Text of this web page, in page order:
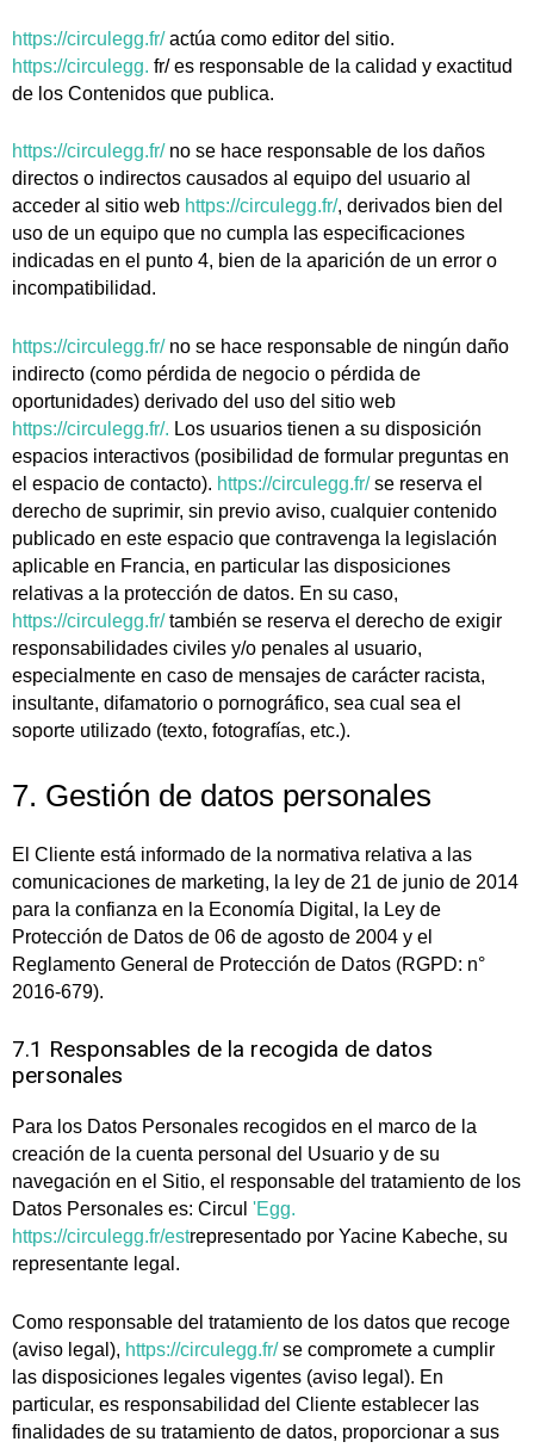
https://circulegg.fr/actúa como editor del sitio.
https://circulegg. fr/ es responsable de la calidad y exactitud
de los Contenidos que publica.
https://circulegg.fr/no se hace responsable de los daños
directos o indirectos causados al equipo del usuario al
acceder al sitio web https://circulegg.fr/, derivados bien del
uso de un equipo que no cumpla las especificaciones
indicadas en el punto 4, bien de la aparición de un error o
incompatibilidad.
https://circulegg.fr/no se hace responsable de ningún daño
indirecto (como pérdida de negocio o pérdida de
oportunidades) derivado del uso del sitio web
https://circulegg.fr/. Los usuarios tienen a su disposición
espacios interactivos (posibilidad de formular preguntas en
el espacio de contacto). https://circulegg.fr/se reserva el
derecho de suprimir, sin previo aviso, cualquier contenido
publicado en este espacio que contravenga la legislación
aplicable en Francia, en particular las disposiciones
relativas a la protección de datos. En su caso,
https://circulegg.fr/también se reserva el derecho de exigir
responsabilidades civiles y/o penales al usuario,
especialmente en caso de mensajes de carácter racista,
insultante, difamatorio o pornográfico, sea cual sea el
soporte utilizado (texto, fotografías, etc.).
7. Gestión de datos personales
El Cliente está informado de la normativa relativa a las
comunicaciones de marketing, la ley de 21 de junio de 2014
para la confianza en la Economía Digital, la Ley de
Protección de Datos de 06 de agosto de 2004 y el
Reglamento General de Protección de Datos (RGPD: n°
2016-679).
7.1 Responsables de la recogida de datos
personales
Para los Datos Personales recogidos en el marco de la
creación de la cuenta personal del Usuario y de su
navegación en el Sitio, el responsable del tratamiento de los
Datos Personales es: Circul 'Egg.
https://circulegg.fr/estrepresentado por Yacine Kabeche, su
representante legal.
Como responsable del tratamiento de los datos que recoge
(aviso legal), https://circulegg.fr/se compromete a cumplir
las disposiciones legales vigentes (aviso legal). En
particular, es responsabilidad del Cliente establecer las
finalidades de su tratamiento de datos, proporcionar a sus